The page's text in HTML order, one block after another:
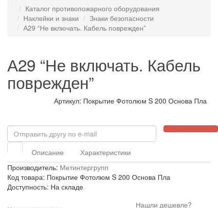
Каталог противопожарного оборудования
Наклейки и знаки
Знаки безопасности
А29 “Не включать. Кабель поврежден”
А29 “Не включать. Кабель
поврежден”
Артикул: Покрытие Фотолюм S 200 Основа Пла
Описание
Характеристики
Производитель: Метинтергрупп
Код товара: Покрытие Фотолюм S 200 Основа Пла
Доступность: На складе
Нашли дешевле?